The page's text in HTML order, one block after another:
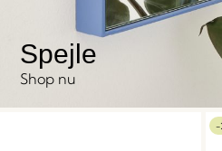
Spejle
Shop nu
-